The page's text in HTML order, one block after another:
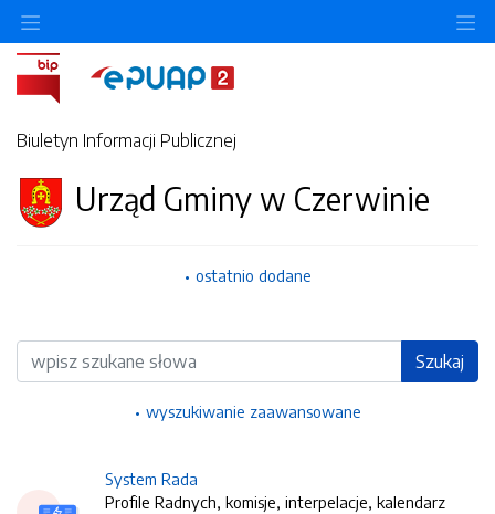
Biuletyn Informacji Publicznej
Urząd Gminy w Czerwinie
ostatnio dodane
Wyszukiwarka Szukaj
wyszukiwanie zaawansowane
System Rada
Profile Radnych, komisje, interpelacje, kalendarz